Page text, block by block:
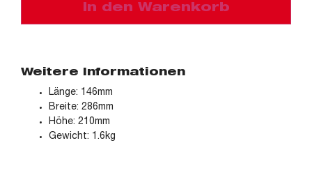
In den Warenkorb
Weitere Informationen
Länge: 146mm
Breite: 286mm
Höhe: 210mm
Gewicht: 1.6kg